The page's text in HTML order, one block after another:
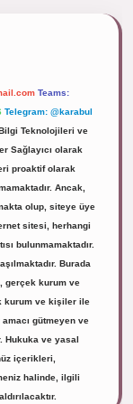
Teams:
Telegram: @karabul
Teknolojileri ve
Sağlayıcı olarak
proaktif olarak
Ancak,
olup, siteye üye
sitesi, herhangi
bulunmamaktadır.
Burada
gerçek kurum ve
kurum ve kişiler ile
gütmeyen ve
Hukuka ve yasal
içerikleri,
halinde, ilgili